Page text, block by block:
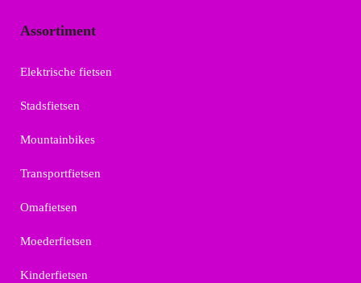
Assortiment
Elektrische fietsen
Stadsfietsen
Mountainbikes
Transportfietsen
Omafietsen
Moederfietsen
Kinderfietsen